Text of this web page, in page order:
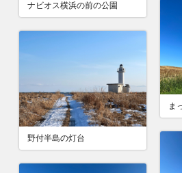
ナビオス横浜の前の公園
ま
野付半島の灯台